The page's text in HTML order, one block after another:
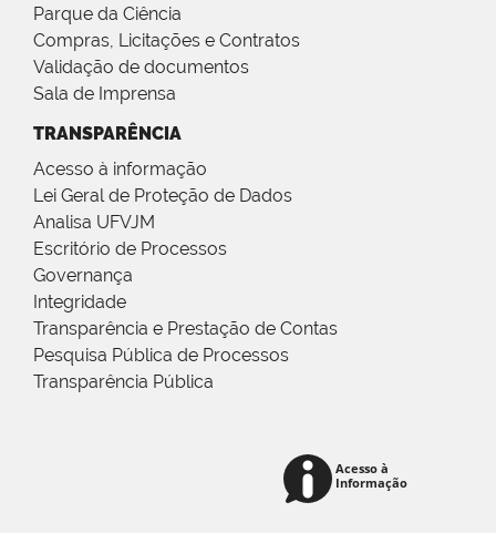
Parque da Ciência
Compras, Licitações e Contratos
Validação de documentos
Sala de Imprensa
TRANSPARÊNCIA
Acesso à informação
Lei Geral de Proteção de Dados
Analisa UFVJM
Escritório de Processos
Governança
Integridade
Transparência e Prestação de Contas
Pesquisa Pública de Processos
Transparência Pública